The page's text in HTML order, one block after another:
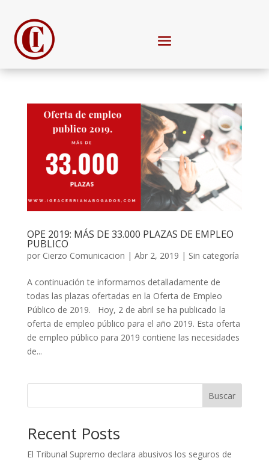
OPE 2019: MÁS DE 33.000 PLAZAS DE EMPLEO
PUBLICO
por Cierzo Comunicacion | Abr 2, 2019 | Sin categoría
A continuación te informamos detalladamente de
todas las plazas ofertadas en la Oferta de Empleo
Público de 2019. Hoy, 2 de abril se ha publicado la
oferta de empleo público para el año 2019. Esta oferta
de empleo público para 2019 contiene las necesidades
de...
Buscar
Recent Posts
El Tribunal Supremo declara abusivos los seguros de